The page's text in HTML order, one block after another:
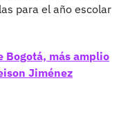
para el año escolar
Bogotá, más amplio
Jiménez